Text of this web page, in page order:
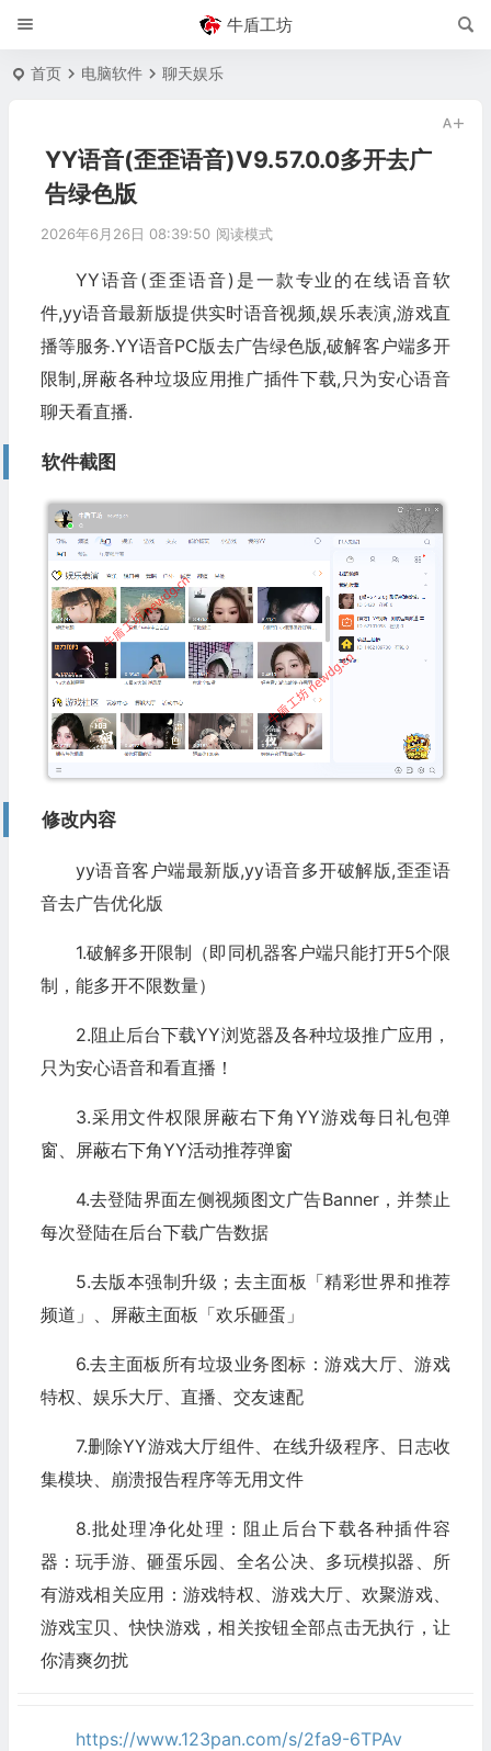
牛盾工坊
首页 电脑软件 聊天娱乐
YY语音(歪歪语音)V9.57.0.0多开去广
告绿色版
2026年6月26日 08:39:50 阅读模式
YY语音(歪歪语音)是一款专业的在线语音软
件,yy语音最新版提供实时语音视频,娱乐表演,游戏直
播等服务.YY语音PC版去广告绿色版,破解客户端多开
限制,屏蔽各种垃圾应用推广插件下载,只为安心语音
聊天看直播.
软件截图
修改内容
yy语音客户端最新版,yy语音多开破解版,歪歪语
音去广告优化版
1.破解多开限制（即同机器客户端只能打开5个限
制，能多开不限数量）
2.阻止后台下载YY浏览器及各种垃圾推广应用，
只为安心语音和看直播！
3.采用文件权限屏蔽右下角YY游戏每日礼包弹
窗、屏蔽右下角YY活动推荐弹窗
4.去登陆界面左侧视频图文广告Banner，并禁止
每次登陆在后台下载广告数据
5.去版本强制升级；去主面板「精彩世界和推荐
频道」、屏蔽主面板「欢乐砸蛋」
6.去主面板所有垃圾业务图标：游戏大厅、游戏
特权、娱乐大厅、直播、交友速配
7.删除YY游戏大厅组件、在线升级程序、日志收
集模块、崩溃报告程序等无用文件
8.批处理净化处理：阻止后台下载各种插件容
器：玩手游、砸蛋乐园、全名公决、多玩模拟器、所
有游戏相关应用：游戏特权、游戏大厅、欢聚游戏、
游戏宝贝、快快游戏，相关按钮全部点击无执行，让
你清爽勿扰
https://www.123pan.com/s/2fa9-6TPAv